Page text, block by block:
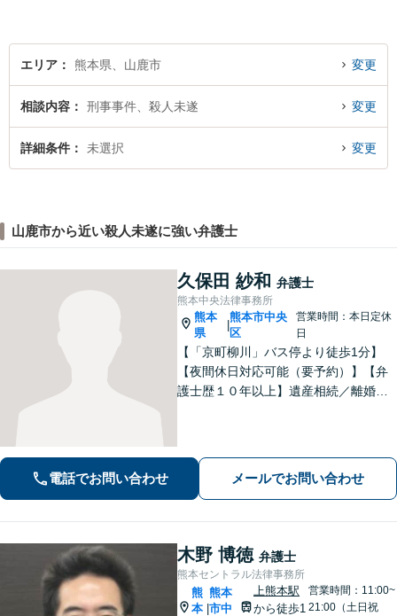
エリア 熊本県、山鹿市 変更
相談内容 刑事事件、殺人未遂 変更
詳細条件 未選択 変更
山鹿市から近い殺人未遂に強い弁護士
久保田 紗和 弁護士
熊本中央法律事務所
熊本
県
|
熊本市中央
区
営業時間：本日定休
日
【「京町柳川」バス停より徒歩1分】
【夜間休日対応可能（要予約）】【弁
護士歴１０年以上】遺産相続／離婚・
す。お気軽にご相談ください。
電話でお問い合わせ メールでお問い合わせ
木野 博徳 弁護士
熊本セントラル法律事務所
熊
本
熊本
市中
上熊本駅
から徒歩1
営業時間：11:00~
21:00（土日祝